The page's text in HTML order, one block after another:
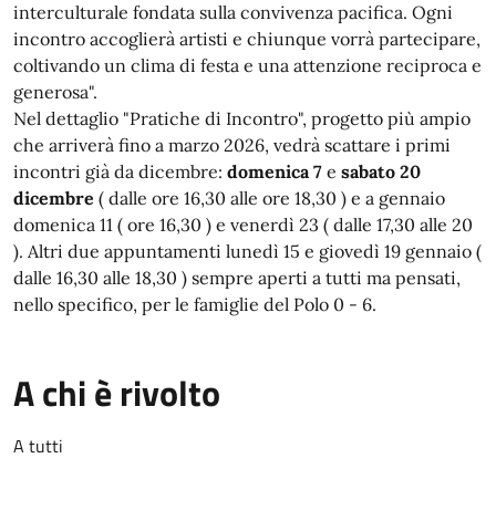
interculturale fondata sulla convivenza pacifica. Ogni
incontro accoglierà artisti e chiunque vorrà partecipare,
coltivando un clima di festa e una attenzione reciproca e
generosa".
Nel dettaglio "Pratiche di Incontro", progetto più ampio
che arriverà fino a marzo 2026, vedrà scattare i primi
incontri già da dicembre: domenica 7 e sabato 20
dicembre ( dalle ore 16,30 alle ore 18,30 ) e a gennaio
domenica 11 ( ore 16,30 ) e venerdì 23 ( dalle 17,30 alle 20
). Altri due appuntamenti lunedì 15 e giovedì 19 gennaio (
dalle 16,30 alle 18,30 ) sempre aperti a tutti ma pensati,
nello specifico, per le famiglie del Polo 0 - 6.
A chi è rivolto
A tutti